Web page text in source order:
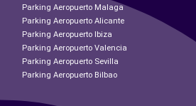
Parking Aeropuerto Malaga
Parking Aeropuerto Alicante
Parking Aeropuerto Ibiza
Parking Aeropuerto Valencia
Parking Aeropuerto Sevilla
Parking Aeropuerto Bilbao